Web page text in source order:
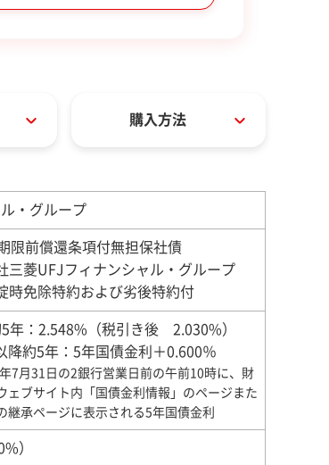
購入方法
・グループ
限前償還条項付無担保社債
三菱UFJフィナンシャル・グループ
時免除特約および劣後特約付
5年：2.548%（税引き後 2.030%）
降約5年：5年国債金利＋0.600％
7月31日の2銀行営業日前の午前10時に、財
ェブサイト内「国債金利情報」のページまた
継承ページに表示される5年国債金利
）